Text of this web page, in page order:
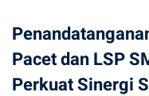
Pacet dan LSP
Perkuat Sinergi